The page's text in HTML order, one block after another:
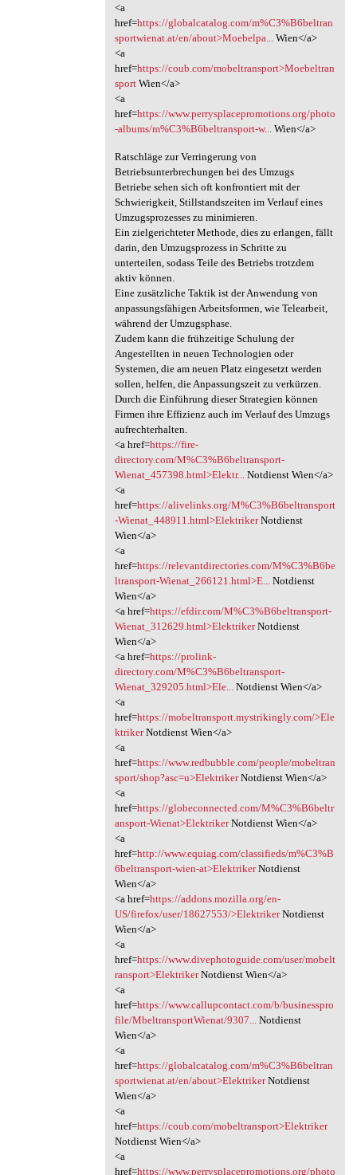
<a
href=https://globalcatalog.com/m%C3%B6beltran
sportwienat.at/en/about>Moebelpa...Wien</a>
<a
href=https://coub.com/mobeltransport>Moebeltran
sportWien</a>
<a
href=https://www.perrysplacepromotions.org/photo
-albums/m%C3%B6beltransport-w...Wien</a>
Ratschläge zur Verringerung von
Betriebsunterbrechungen bei des Umzugs
Betriebe sehen sich oft konfrontiert mit der
Schwierigkeit, Stillstandszeiten im Verlauf eines
Umzugsprozesses zu minimieren.
Ein zielgerichteter Methode, dies zu erlangen, fällt
darin, den Umzugsprozess in Schritte zu
unterteilen, sodass Teile des Betriebs trotzdem
aktiv können.
Eine zusätzliche Taktik ist der Anwendung von
anpassungsfähigen Arbeitsformen, wie Telearbeit,
während der Umzugsphase.
Zudem kann die frühzeitige Schulung der
Angestellten in neuen Technologien oder
Systemen, die am neuen Platz eingesetzt werden
sollen, helfen, die Anpassungszeit zu verkürzen.
Durch die Einführung dieser Strategien können
Firmen ihre Effizienz auch im Verlauf des Umzugs
aufrechterhalten.
<a href=https://fire-
directory.com/M%C3%B6beltransport-
Wienat_457398.html>Elektr...Notdienst Wien</a>
<a
href=https://alivelinks.org/M%C3%B6beltransport
-Wienat_448911.html>ElektrikerNotdienst
Wien</a>
<a
href=https://relevantdirectories.com/M%C3%B6be
ltransport-Wienat_266121.html>E...Notdienst
Wien</a>
<a href=https://efdir.com/M%C3%B6beltransport-
Wienat_312629.html>ElektrikerNotdienst
Wien</a>
<a href=https://prolink-
directory.com/M%C3%B6beltransport-
Wienat_329205.html>Ele...Notdienst Wien</a>
<a
href=https://mobeltransport.mystrikingly.com/>Ele
ktrikerNotdienst Wien</a>
<a
href=https://www.redbubble.com/people/mobeltran
sport/shop?asc=u>ElektrikerNotdienst Wien</a>
<a
href=https://globeconnected.com/M%C3%B6beltr
ansport-Wienat>ElektrikerNotdienst Wien</a>
<a
href=http://www.equiag.com/classifieds/m%C3%B
6beltransport-wien-at>ElektrikerNotdienst
Wien</a>
<a href=https://addons.mozilla.org/en-
US/firefox/user/18627553/>ElektrikerNotdienst
Wien</a>
<a
href=https://www.divephotoguide.com/user/mobelt
ransport>ElektrikerNotdienst Wien</a>
<a
href=https://www.callupcontact.com/b/businesspro
file/MbeltransportWienat/9307...Notdienst
Wien</a>
<a
href=https://globalcatalog.com/m%C3%B6beltran
sportwienat.at/en/about>ElektrikerNotdienst
Wien</a>
<a
href=https://coub.com/mobeltransport>Elektriker
Notdienst Wien</a>
<a
href=https://www.perrysplacepromotions.org/photo